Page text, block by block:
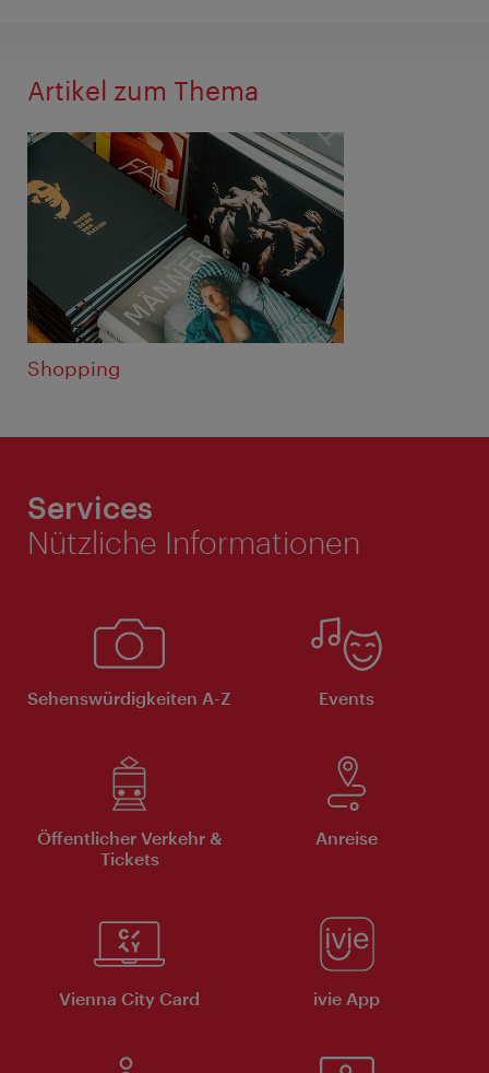
Artikel zum Thema
Shopping
Services
Nützliche Informationen
Sehenswürdigkeiten A-Z Events
Öffentlicher Verkehr &
Tickets
Anreise
Vienna City Card ivie App